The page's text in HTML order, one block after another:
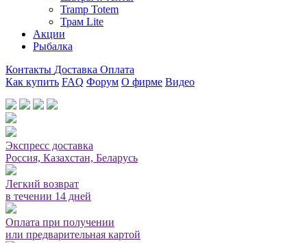
Tramp Totem
Трам Lite
Акции
Рыбалка
Контакты Доставка Оплата
Как купить FAQ Форум О фирме Видео
Экспресс доставка
Россия, Казахстан, Беларусь
Легкий возврат
в течении 14 дней
Оплата при получении
или предварительная картой